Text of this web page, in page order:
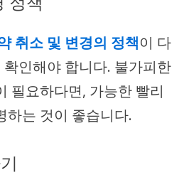
취소 및 변경의 정책이 다
인해야 합니다. 불가피한
필요하다면, 가능한 빨리
하는 것이 좋습니다.